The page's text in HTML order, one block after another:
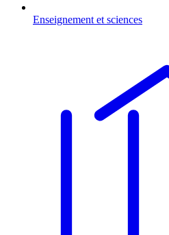
Enseignement et sciences